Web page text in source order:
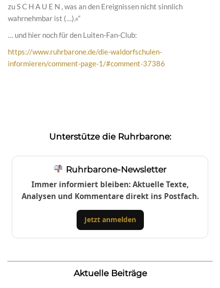
zu S C H A U E N , was an den Ereignissen nicht sinnlich
wahrnehmbar ist (…).«“
… und hier noch für den Luiten-Fan-Club:
https://www.ruhrbarone.de/die-waldorfschulen-
informieren/comment-page-1/#comment-37386
Unterstütze die Ruhrbarone:
Ruhrbarone-Newsletter
Immer informiert bleiben: Aktuelle Texte,
Analysen und Kommentare direkt ins Postfach.
Jetzt anmelden
Aktuelle Beiträge